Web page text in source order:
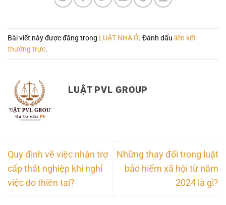
Bài viết này được đăng trong LUẬT NHÀ Ở. Đánh dấu liên kết
thường trực.
LUẬT PVL GROUP
Quy định về việc nhận trợ
cấp thất nghiệp khi nghỉ
việc do thiên tai?
Những thay đổi trong luật
bảo hiểm xã hội từ năm
2024 là gì?